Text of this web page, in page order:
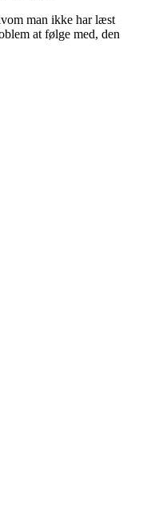
man ikke har læst
at følge med, den